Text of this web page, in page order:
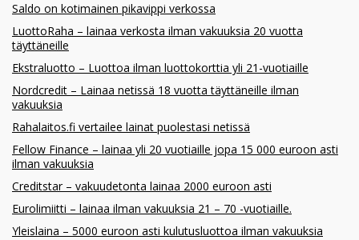
Saldo on kotimainen pikavippi verkossa
LuottoRaha – lainaa verkosta ilman vakuuksia 20 vuotta
täyttäneille
Ekstraluotto – Luottoa ilman luottokorttia yli 21-vuotiaille
Nordcredit – Lainaa netissä 18 vuotta täyttäneille ilman
vakuuksia
Rahalaitos.fi vertailee lainat puolestasi netissä
Fellow Finance – lainaa yli 20 vuotiaille jopa 15 000 euroon asti
ilman vakuuksia
Creditstar – vakuudetonta lainaa 2000 euroon asti
Eurolimiitti – lainaa ilman vakuuksia 21 – 70 -vuotiaille.
Yleislaina – 5000 euroon asti kulutusluottoa ilman vakuuksia